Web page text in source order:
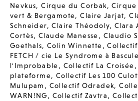
Nevkus,Cirque du Corbak,Cirque
vert & Bergamote,Claire Jarjat,
Schneider,Claire Théodoly,Clara
Cortès,Claude Manesse, Claudio
Goethals,Colin Winnette,
FETCH / cie Le Syndrome à Bascule
l'Improbable, Collectif La Croisée
plateforme, Collectif Les 100
Mulupam , Collectif Odradek,
WARN!NG, Collectif Zavtra,